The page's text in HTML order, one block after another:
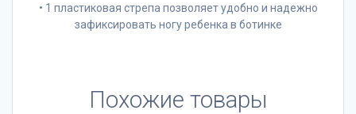
• 1 пластиковая стрепа позволяет удобно и надежно
зафиксировать ногу ребенка в ботинке
Похожие товары